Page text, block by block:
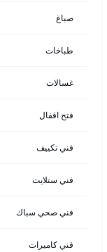
صباغ
طباخات
غسالات
فتح اقفال
فني تكييف
فني ستلايت
فني صحي سباك
فني كاميرات